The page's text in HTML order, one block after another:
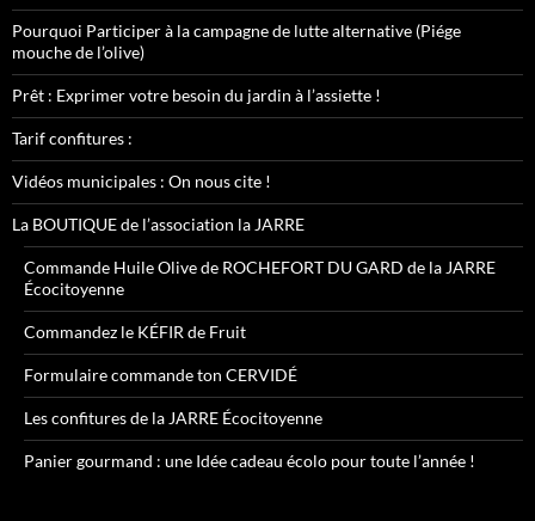
Pourquoi Participer à la campagne de lutte alternative (Piége
mouche de l’olive)
Prêt : Exprimer votre besoin du jardin à l’assiette !
Tarif confitures :
Vidéos municipales : On nous cite !
La BOUTIQUE de l’association la JARRE
Commande Huile Olive de ROCHEFORT DU GARD de la JARRE
Écocitoyenne
Commandez le KÉFIR de Fruit
Formulaire commande ton CERVIDÉ
Les confitures de la JARRE Écocitoyenne
Panier gourmand : une Idée cadeau écolo pour toute l’année !